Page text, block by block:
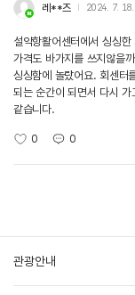
레**즈 2024. 7. 18.
설악항활어센터에서 싱싱
가격도 바가지를 쓰지않을
싱싱함에 놀랐어요. 회센터
되는 순간이 되면서 다시
같습니다.
0 0
관광안내